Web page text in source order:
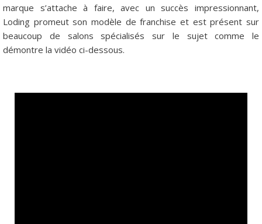
marque s’attache à faire, avec un succès impressionnant,
Loding promeut son modèle de franchise et est présent sur
beaucoup de salons spécialisés sur le sujet comme le
démontre la vidéo ci-dessous.